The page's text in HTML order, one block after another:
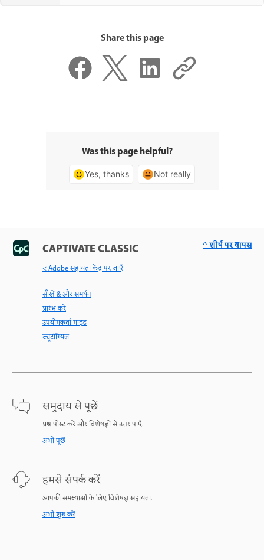
Share this page
Was this page helpful?
Yes, thanks Not really
CAPTIVATE CLASSIC
< Adobe सहायता केंद्र पर जाएँ
सीखें & और समर्थन
प्रारंभ करें
उपयोगकर्ता गाइड
ट्यूटोरियल
समुदाय से पूछें
प्रश्न पोस्ट करें और विशेषज्ञों से उत्तर पाएँ.
अभी पूछें
हमसे संपर्क करें
आपकी समस्याओं के लिए विशेषज्ञ सहायता.
अभी शुरु करें
^ शीर्ष पर वापस